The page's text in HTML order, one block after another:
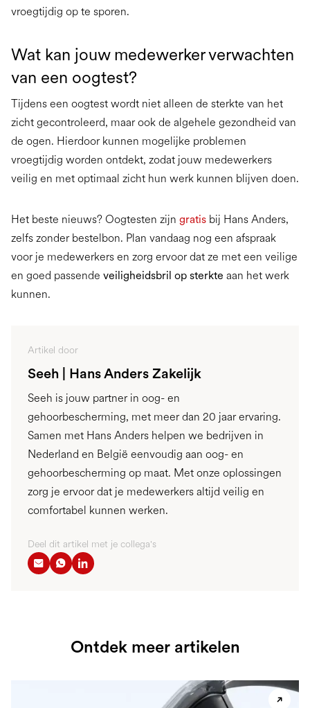
vroegtijdig op te sporen.
Wat kan jouw medewerker verwachten
van een oogtest?
Tijdens een oogtest wordt niet alleen de sterkte van het
zicht gecontroleerd, maar ook de algehele gezondheid van
de ogen. Hierdoor kunnen mogelijke problemen
vroegtijdig worden ontdekt, zodat jouw medewerkers
veilig en met optimaal zicht hun werk kunnen blijven doen.
Het beste nieuws? Oogtesten zijn gratis bij Hans Anders,
zelfs zonder bestelbon. Plan vandaag nog een afspraak
voor je medewerkers en zorg ervoor dat ze met een veilige
en goed passende veiligheidsbril op sterkte aan het werk
kunnen.
Artikel door
Seeh | Hans Anders Zakelijk
Seeh is jouw partner in oog- en
gehoorbescherming, met meer dan 20 jaar ervaring.
Samen met Hans Anders helpen we bedrijven in
Nederland en België eenvoudig aan oog- en
gehoorbescherming op maat. Met onze oplossingen
zorg je ervoor dat je medewerkers altijd veilig en
comfortabel kunnen werken.
Deel dit artikel met je collega's
Ontdek meer artikelen